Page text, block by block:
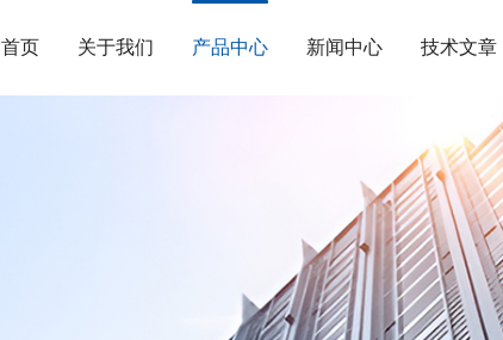
首页 关于我们 产品中心 新闻中心 技术文章